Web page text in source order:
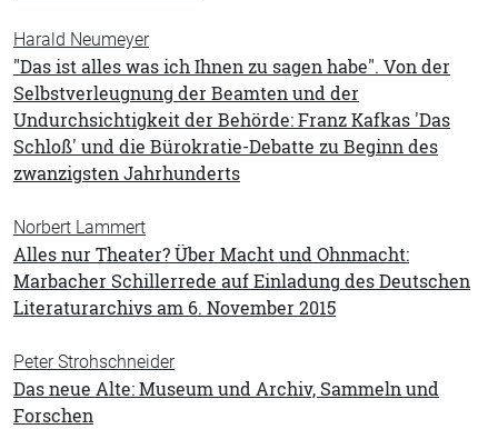
Harald Neumeyer
"Das ist alles was ich Ihnen zu sagen habe". Von der
Selbstverleugnung der Beamten und der
Undurchsichtigkeit der Behörde: Franz Kafkas 'Das
Schloß' und die Bürokratie-Debatte zu Beginn des
zwanzigsten Jahrhunderts
Norbert Lammert
Alles nur Theater? Über Macht und Ohnmacht:
Marbacher Schillerrede auf Einladung des Deutschen
Literaturarchivs am 6. November 2015
Peter Strohschneider
Das neue Alte: Museum und Archiv, Sammeln und
Forschen